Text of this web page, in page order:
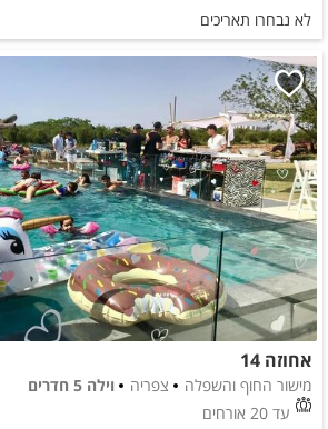
לא נבחרו תאריכים
אחוזה 14
מישור החוף והשפלה צפריה
וילה 5 חדרים
עד 20 אורחים